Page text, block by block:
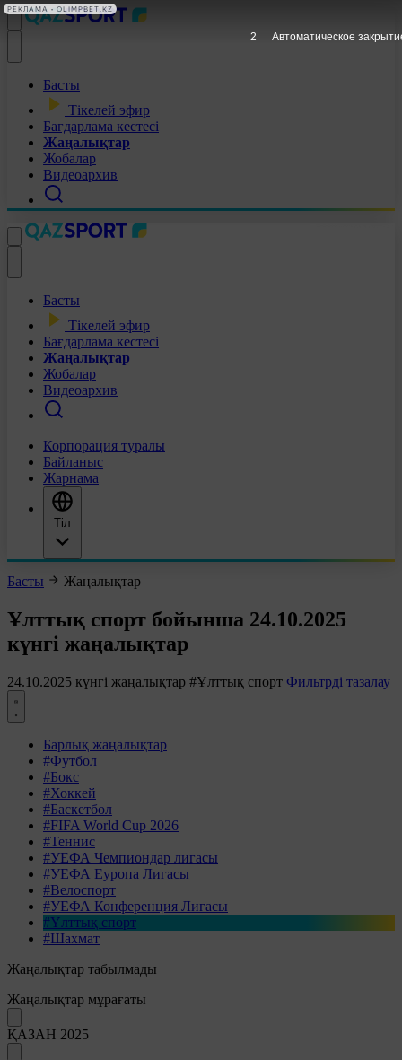
Басты
Тікелей эфир
Бағдарлама кестесі
Жаңалықтар
Жобалар
Видеоархив
Басты
Тікелей эфир
Бағдарлама кестесі
Жаңалықтар
Жобалар
Видеоархив
Корпорация туралы
Байланыс
Жарнама
Тіл
Басты Жаңалықтар
Ұлттық спорт бойынша 24.10.2025
күнгі жаңалықтар
24.10.2025 күнгі жаңалықтар #Ұлттық спорт Фильтрді тазалау
Барлық жаңалықтар
#Футбол
#Бокс
#Хоккей
#Баскетбол
#FIFA World Cup 2026
#Теннис
#УЕФА Чемпиондар лигасы
#УЕФА Еуропа Лигасы
#Велоспорт
#УЕФА Конференция Лигасы
#Ұлттық спорт
#Шахмат
Жаңалықтар табылмады
Жаңалықтар мұрағаты
ҚАЗАН 2025
1 Автоматическое
РЕКЛАМА • OLIMPBET.KZ